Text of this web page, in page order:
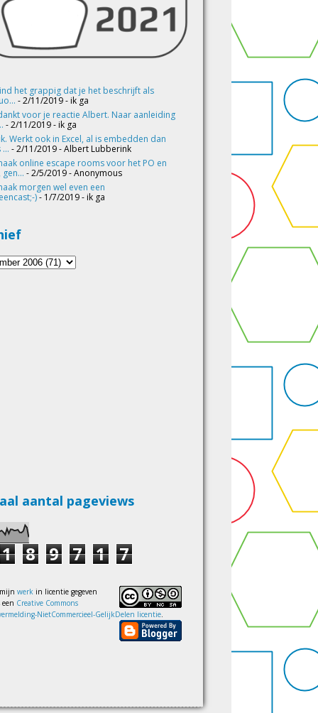
het grappig dat je het beschrijft als
- 2/11/2019- ik ga
voor je reactie Albert. Naar aanleiding
- 2/11/2019- ik ga
Werkt ook in Excel, al is embedden dan
- 2/11/2019- Albert Lubberink
online escape rooms voor het PO en
gen... - 2/5/2019- Anonymous
morgen wel even een
)- 1/7/2019- ik ga
aantal pageviews
1 8 9 7 1 7
werk in licentie gegeven
een Creative Commons
NietCommercieel-GelijkDelen licentie